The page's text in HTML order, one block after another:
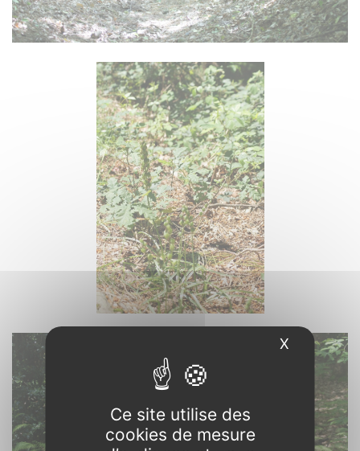
Ce site utilise des
cookies de mesure
X Masquer